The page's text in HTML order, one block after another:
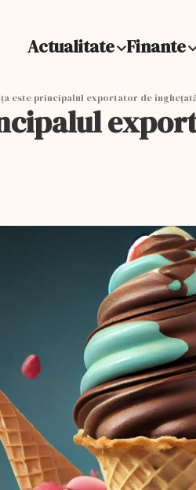
Actualitate Finante
este principalul exportator de